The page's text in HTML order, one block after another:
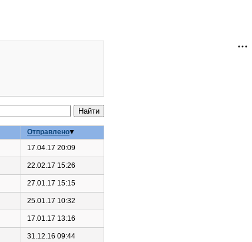
Отправлено
17.04.17 20:09
22.02.17 15:26
27.01.17 15:15
25.01.17 10:32
17.01.17 13:16
31.12.16 09:44